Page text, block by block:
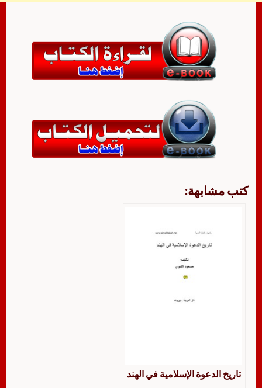
كتب مشابهة:
تاريخ الدعوة الإسلامية في الهند